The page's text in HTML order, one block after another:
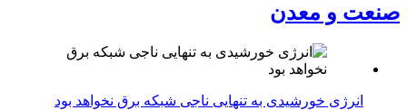
صنعت و معدن
انرژی خورشیدی به تنهایی ناجی شبکه برق نخواهد بود